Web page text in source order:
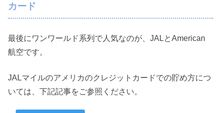
カード
最後にワンワールド系列で人気なのが、JALとAmerican
航空です。
JALマイルのアメリカのクレジットカードでの貯め方につ
いては、下記記事をご参照ください。